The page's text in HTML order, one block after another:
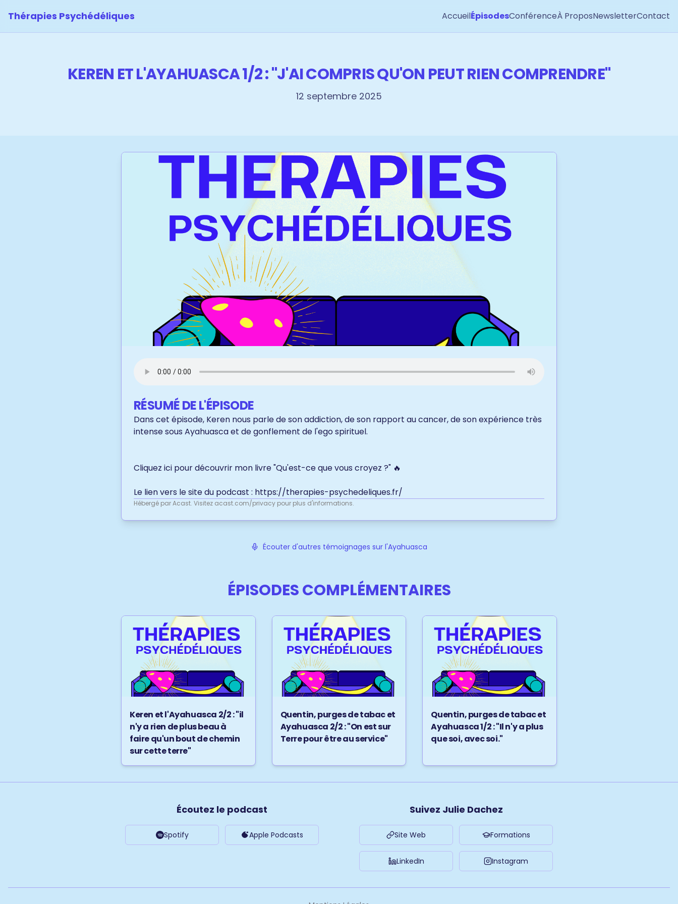
Thérapies Psychédéliques AccueilÉpisodesConférenceÀ ProposNewsletterContact
KEREN ET L'AYAHUASCA 1/2 : "J'AI COMPRIS QU'ON PEUT RIEN COMPRENDRE"
12 septembre 2025
RÉSUMÉ DE L'ÉPISODE
Dans cet épisode, Keren nous parle de son addiction, de son rapport au cancer, de son expérience très
intense sous Ayahuasca et de gonflement de l'ego spirituel.
Cliquez ici pour découvrir mon livre "Qu'est-ce que vous croyez ?" 🔥
Le lien vers le site du podcast : https://therapies-psychedeliques.fr/
Hébergé par Acast. Visitez acast.com/privacy pour plus d'informations.
Écouter d'autres témoignages sur l'Ayahuasca
ÉPISODES COMPLÉMENTAIRES
Keren et l'Ayahuasca 2/2 : "il
n'y a rien de plus beau à
faire qu'un bout de chemin
sur cette terre"
Quentin, purges de tabac et
Ayahuasca 2/2 : "On est sur
Terre pour être au service"
Quentin, purges de tabac et
Ayahuasca 1/2 : "Il n'y a plus
que soi, avec soi."
Écoutez le podcast
Spotify Apple Podcasts
Suivez Julie Dachez
Site Web Formations
LinkedIn Instagram